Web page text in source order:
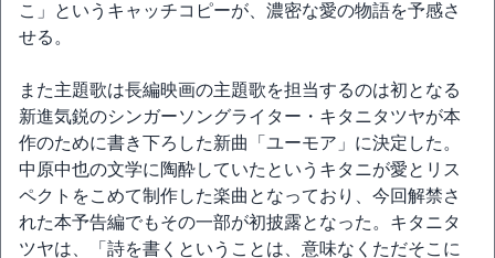
こ」というキャッチコピーが、濃密な愛の物語を予感さ
せる。
また主題歌は長編映画の主題歌を担当するのは初となる
新進気鋭のシンガーソングライター・キタニタツヤが本
作のために書き下ろした新曲「ユーモア」に決定した。
中原中也の文学に陶酔していたというキタニが愛とリス
ペクトをこめて制作した楽曲となっており、今回解禁さ
れた本予告編でもその一部が初披露となった。キタニタ
ツヤは、「詩を書くということは、意味なくただそこに